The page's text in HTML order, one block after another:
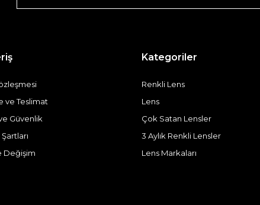
ve Teslimat
Güvenlik
Değişim
Kategoriler
Renkli Lens
Lens
Çok Satan Lensler
3 Aylık Renkli Lensler
Lens Markaları